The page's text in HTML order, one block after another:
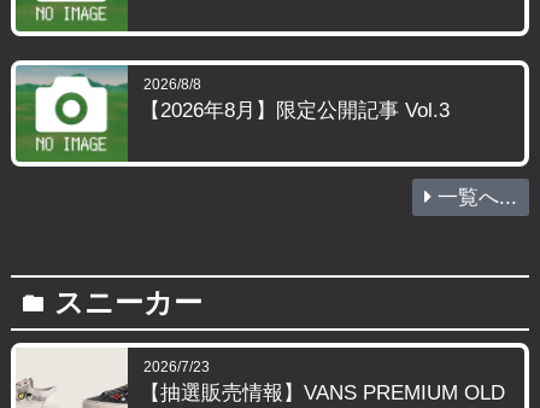
2026/8/8
【2026年8月】限定公開記事 Vol.3
一覧へ...
folder スニーカー
2026/7/23
【抽選販売情報】VANS PREMIUM OLD